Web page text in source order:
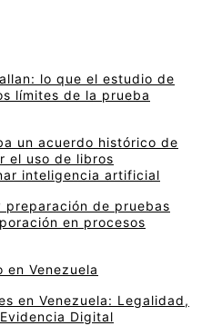
lo que el estudio de
límites de la prueba
un acuerdo histórico de
el uso de libros
inteligencia artificial
preparación de pruebas
en procesos
en Venezuela
en Venezuela: Legalidad,
Digital